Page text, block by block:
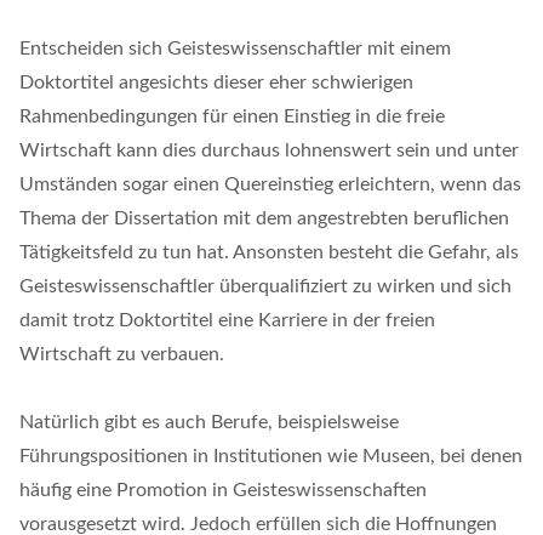
Entscheiden sich Geisteswissenschaftler mit einem
Doktortitel angesichts dieser eher schwierigen
Rahmenbedingungen für einen Einstieg in die freie
Wirtschaft kann dies durchaus lohnenswert sein und unter
Umständen sogar einen Quereinstieg erleichtern, wenn das
Thema der Dissertation mit dem angestrebten beruflichen
Tätigkeitsfeld zu tun hat. Ansonsten besteht die Gefahr, als
Geisteswissenschaftler überqualifiziert zu wirken und sich
damit trotz Doktortitel eine Karriere in der freien
Wirtschaft zu verbauen.
Natürlich gibt es auch Berufe, beispielsweise
Führungspositionen in Institutionen wie Museen, bei denen
häufig eine Promotion in Geisteswissenschaften
vorausgesetzt wird. Jedoch erfüllen sich die Hoffnungen